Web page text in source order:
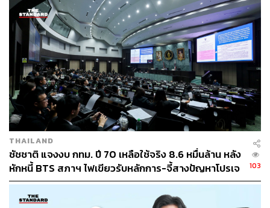
ภายในงานคุณจะได้ร่วมคลาส Energizing Sunrise BREW
Yoga เป็นเวลา 45 นาที พร้อมดื่มด่ำกับวิวพาโนรามาของ
เมืองหลวงยามพระอาทิตย์ขึ้น และจิบเครื่องดื่มสูตรพิเศษใน
แบบ Signature BREW Experience นอกจากนี้ยังมีกิจกรรม
เปิดตัวผลิตภัณฑ์ใหม่จาก Dove และรับ Gift Set สุดพิเศษกลับ
บ้าน ท่ามกลางคอมมูนิตี้คนรักสุขภาพที่จะมารวมตัวกันเพื่อ
เริ่มต้นเช้าวันหยุดด้วยความสดใสและมั่นใจที่สุด
Time:
เวลา 06:00-10:00 น.
When:วันเสาร์ที่ 28 มีนาคม 2569
Where:ชั้น 40, Tower 3, One Bangkok
Dress Code:สีขาว และ สีส้ม
More Info:Brew Yoga Thailand
THAILAND
ชัชชาติ แจงงบ กทม. ปี 70 เหลือใช้จริง 8.6 หมื่นล้าน หลัง
หักหนี้ BTS สภาฯ ไฟเขียวรับหลักการ-จี้สางปัญหาโปรเจ
กต์ล่าช้า
103